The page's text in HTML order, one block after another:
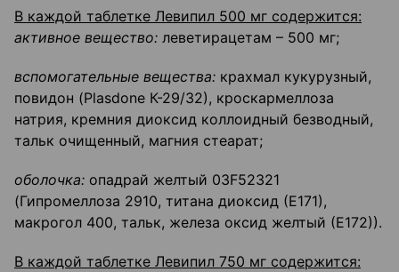
В каждой таблетке Левипил 500 мг содержится:
активное вещество: леветирацетам – 500 мг;
вспомогательные вещества: крахмал кукурузный,
повидон (Plasdone К-29/32), кроскармеллоза
натрия, кремния диоксид коллоидный безводный,
тальк очищенный, магния стеарат;
оболочка: опадрай желтый 03F52321
(Гипромеллоза 2910, титана диоксид (Е171),
макрогол 400, тальк, железа оксид желтый (Е172)).
В каждой таблетке Левипил 750 мг содержится: